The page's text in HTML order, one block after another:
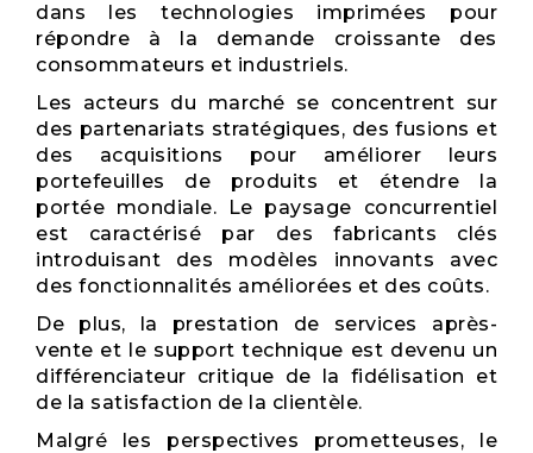
dans les technologies imprimées pour
répondre à la demande croissante des
consommateurs et industriels.
Les acteurs du marché se concentrent sur
des partenariats stratégiques, des fusions et
des acquisitions pour améliorer leurs
portefeuilles de produits et étendre la
portée mondiale. Le paysage concurrentiel
est caractérisé par des fabricants clés
introduisant des modèles innovants avec
des fonctionnalités améliorées et des coûts.
De plus, la prestation de services après-
vente et le support technique est devenu un
différenciateur critique de la fidélisation et
de la satisfaction de la clientèle.
Malgré les perspectives prometteuses, le